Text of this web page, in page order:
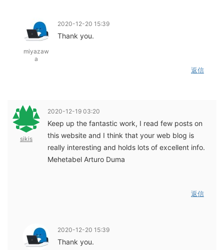
miyazaw
a
2020-12-20 15:39
Thank you.
返信
sikis
2020-12-19 03:20
Keep up the fantastic work, I read few posts on
this website and I think that your web blog is
really interesting and holds lots of excellent info.
Mehetabel Arturo Duma
返信
2020-12-20 15:39
Thank you.